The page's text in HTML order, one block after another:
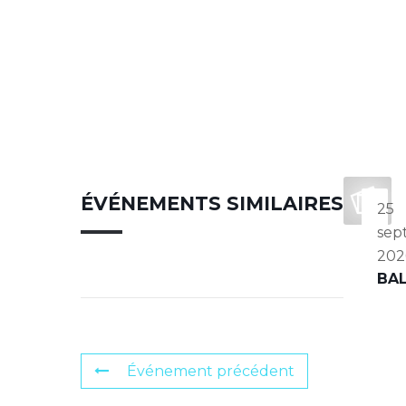
ÉVÉNEMENTS SIMILAIRES
25
Événement précédent